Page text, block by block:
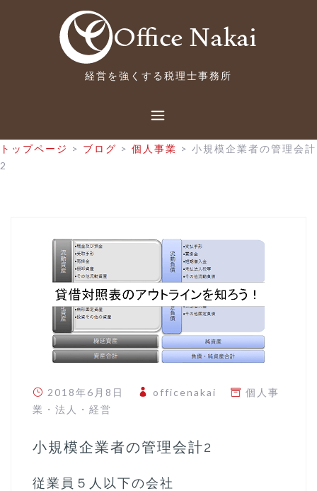
ッ
プ
経営を強くする税理士事務所
トップページ > ブログ > 個人事業 > 小規模企業者の管理会計
2
2018年6月8日 officenakai
個人事
業 ・ 法人 ・ 経営
小規模企業者の管理会計2
従業員５人以下の会社